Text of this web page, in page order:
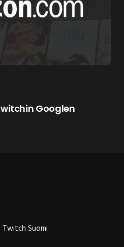
Googlen
Suomi